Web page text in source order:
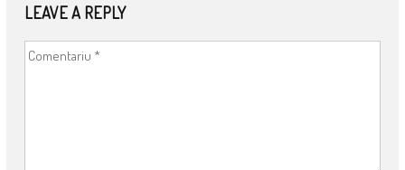
LEAVE A REPLY